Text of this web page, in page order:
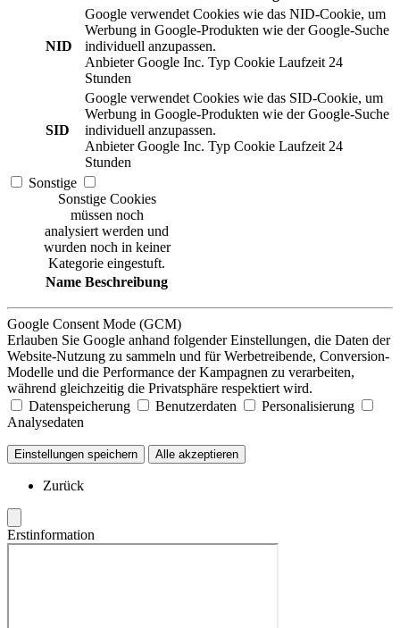
NID
Google verwendet Cookies wie das NID-Cookie, um
Werbung in Google-Produkten wie der Google-Suche
individuell anzupassen.
Anbieter Google Inc. Typ Cookie Laufzeit 24
Stunden
SID
Google verwendet Cookies wie das SID-Cookie, um
Werbung in Google-Produkten wie der Google-Suche
individuell anzupassen.
Anbieter Google Inc. Typ Cookie Laufzeit 24
Stunden
Sonstige
Sonstige Cookies
müssen noch
analysiert werden und
wurden noch in keiner
Kategorie eingestuft.
Name Beschreibung
Google Consent Mode (GCM)
Erlauben Sie Google anhand folgender Einstellungen, die Daten der
Website-Nutzung zu sammeln und für Werbetreibende, Conversion-
Modelle und die Performance der Kampagnen zu verarbeiten,
während gleichzeitig die Privatsphäre respektiert wird.
Datenspeicherung
Benutzerdaten
Personalisierung
Analysedaten
Einstellungen speichern Alle akzeptieren
Zurück
Erstinformation